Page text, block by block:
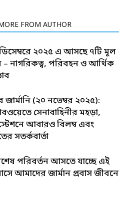
FROM AUTHOR
ডিসেম্বরে ২০২৫ এ আসছে ৭টি মূল
– নাগরিকত্ব, পরিবহন ও আর্থিক
(২০ নভেম্বর ২০২৫):
সেনাবাহিনীর মহড়া,
স্টেশনে আবারও বিলম্ব এবং
সতর্কবার্তা
পরিবর্তন আসতে যাচ্ছে এই
আমাদের জার্মান প্রবাস জীবনে